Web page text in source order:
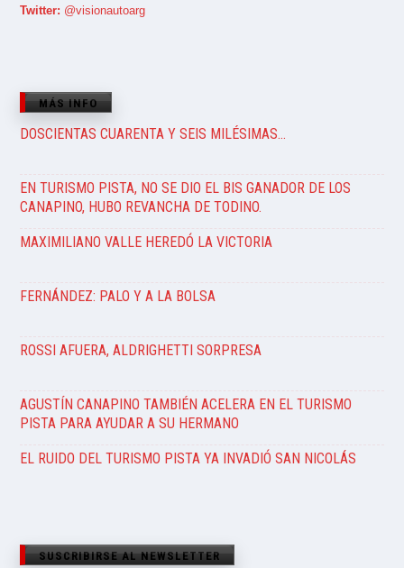
Twitter: @visionautoarg
MÁS INFO
DOSCIENTAS CUARENTA Y SEIS MILÉSIMAS…
EN TURISMO PISTA, NO SE DIO EL BIS GANADOR DE LOS
CANAPINO, HUBO REVANCHA DE TODINO.
MAXIMILIANO VALLE HEREDÓ LA VICTORIA
FERNÁNDEZ: PALO Y A LA BOLSA
ROSSI AFUERA, ALDRIGHETTI SORPRESA
AGUSTÍN CANAPINO TAMBIÉN ACELERA EN EL TURISMO
PISTA PARA AYUDAR A SU HERMANO
EL RUIDO DEL TURISMO PISTA YA INVADIÓ SAN NICOLÁS
SUSCRIBIRSE AL NEWSLETTER